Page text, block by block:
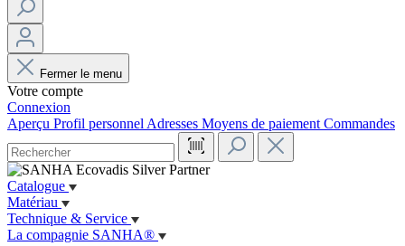
Fermer le menu
Votre compte
Connexion
Aperçu Profil personnel Adresses Moyens de paiement Commandes
Catalogue
Matériau
Technique & Service
La compagnie SANHA®